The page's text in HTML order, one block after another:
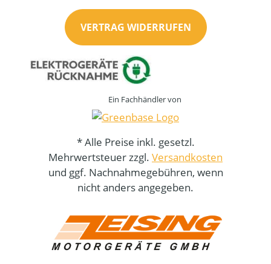
VERTRAG WIDERRUFEN
Ein Fachhändler von
* Alle Preise inkl. gesetzl.
Mehrwertsteuer zzgl. Versandkosten
und ggf. Nachnahmegebühren, wenn
nicht anders angegeben.